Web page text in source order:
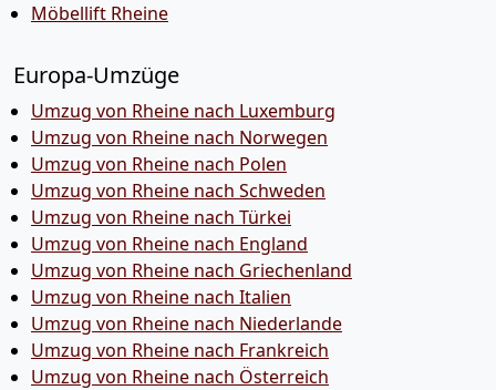
Möbellift Rheine
Europa-Umzüge
Umzug von Rheine nach Luxemburg
Umzug von Rheine nach Norwegen
Umzug von Rheine nach Polen
Umzug von Rheine nach Schweden
Umzug von Rheine nach Türkei
Umzug von Rheine nach England
Umzug von Rheine nach Griechenland
Umzug von Rheine nach Italien
Umzug von Rheine nach Niederlande
Umzug von Rheine nach Frankreich
Umzug von Rheine nach Österreich